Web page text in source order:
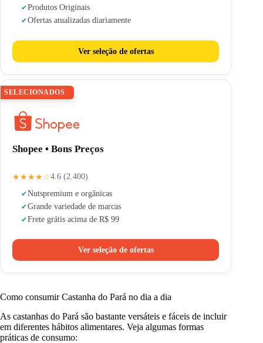
Produtos Originais
Ofertas atualizadas diariamente
Ver seleção de ofertas
SELECIONADOS
Shopee • Bons Preços
★★★★☆4.6 (2.400)
Nutspremium e orgânicas
Grande variedade de marcas
Frete grátis acima de R$ 99
Ver seleção de ofertas
Como consumir Castanha do Pará no dia a dia
As castanhas do Pará são bastante versáteis e fáceis de incluir
em diferentes hábitos alimentares. Veja algumas formas
práticas de consumo: